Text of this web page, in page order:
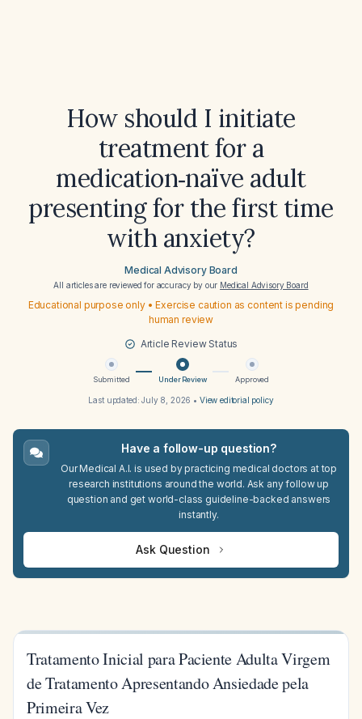
How should I initiate
treatment for a
medication‑naïve adult
presenting for the first time
with anxiety?
Medical Advisory Board
All articles are reviewed for accuracy by our Medical Advisory Board
Educational purpose only • Exercise caution as content is pending
human review
Article Review Status
Submitted Under Review Approved
Last updated:July 8, 2026 • View editorial policy
Have a follow-up question?
Our Medical A.I. is used by practicing medical doctors at top
research institutions around the world. Ask any follow up
question and get world-class guideline-backed answers
instantly.
Ask Question
Tratamento Inicial para Paciente Adulta Virgem
de Tratamento Apresentando Ansiedade pela
Primeira Vez